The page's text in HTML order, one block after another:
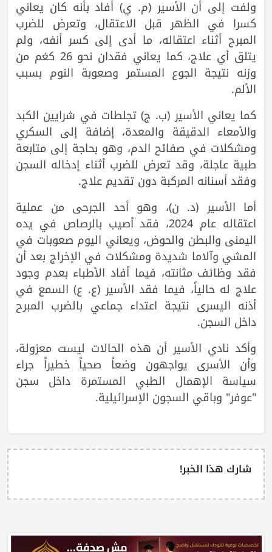
ولفت إلى أن الأسير (م. ي) أفاد بأنه كان يعاني
كسرا في الظهر قبل الاعتقال، وتعرض للضرب
المبرح أثناء اعتقاله، ما أدى إلى كسر أنفه، ولم
يتلق أي علاج، كما يعاني فقدان نحو 26 كغم من
وزنه نتيجة الجوع المستمر وصعوبة النوم بسبب
الألم.
كما يعاني الأسير (ب. ج) تجلطات في شرايين الكبد
والأمعاء الدقيقة والمعدة، إضافة إلى السكري
ومشكلات في صفائح الدم، وهو بحاجة إلى متابعة
طبية عاجلة، وقد تعرض للضرب أثناء إدخاله السجن
وفقد أسنانه المركبة دون تقديم علاج.
أما الأسير (د. ن)، وهو أحد الجرحى من عملية
اعتقاله عام 2024، فقد أصيب بالرصاص في يده
اليمنى والبطن والحوض، ويعاني اليوم صعوبات في
المشي وآلاما شديدة ومشكلات في الإخراج بعد أن
فقد وظائف مثانته، فيما أفاد الأطباء بعدم وجود
علاج له حالياً، فيما فقد الأسير (ع. ع) السمع في
أذنه اليسرى نتيجة اعتداء جماعي بالضرب المبرح
داخل السجن.
وأكد نادي الأسير أن هذه الحالات ليست معزولة،
وأن الأسرى يواجهون وضعاً صحياً خطيراً جراء
سياسة الإهمال الطبي المستمرة داخل سجن
"عوفر" وباقي السجون الإسرائيلية.
شارك هذا الخبر!